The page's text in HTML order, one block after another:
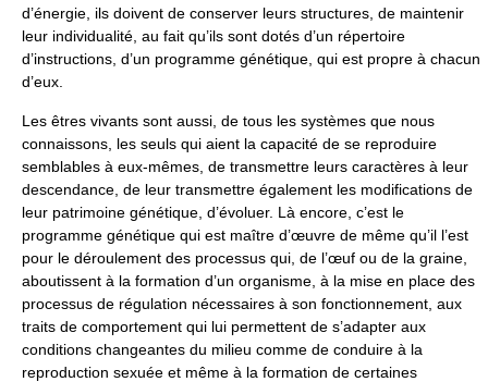
d’énergie, ils doivent de conserver leurs structures, de maintenir
leur individualité, au fait qu’ils sont dotés d’un répertoire
d’instructions, d’un programme génétique, qui est propre à chacun
d’eux.
Les êtres vivants sont aussi, de tous les systèmes que nous
connaissons, les seuls qui aient la capacité de se reproduire
semblables à eux-mêmes, de transmettre leurs caractères à leur
descendance, de leur transmettre également les modifications de
leur patrimoine génétique, d’évoluer. Là encore, c’est le
programme génétique qui est maître d’œuvre de même qu’il l’est
pour le déroulement des processus qui, de l’œuf ou de la graine,
aboutissent à la formation d’un organisme, à la mise en place des
processus de régulation nécessaires à son fonctionnement, aux
traits de comportement qui lui permettent de s’adapter aux
conditions changeantes du milieu comme de conduire à la
reproduction sexuée et même à la formation de certaines